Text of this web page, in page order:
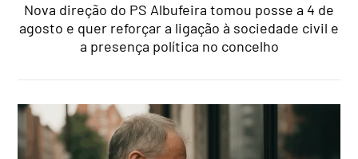
Nova direção do PS Albufeira tomou posse a 4 de
agosto e quer reforçar a ligação à sociedade civil e
a presença política no concelho